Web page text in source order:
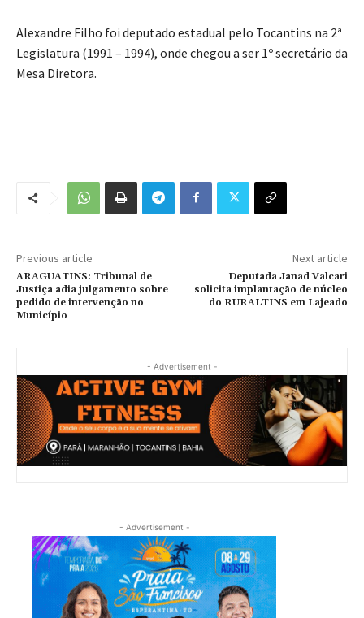
Alexandre Filho foi deputado estadual pelo Tocantins na 2ª
Legislatura (1991 – 1994), onde chegou a ser 1º secretário da
Mesa Diretora.
Previous article
ARAGUATINS: Tribunal de
Justiça adia julgamento sobre
pedido de intervenção no
Município
Next article
Deputada Janad Valcari
solicita implantação de núcleo
do RURALTINS em Lajeado
- Advertisement -
- Advertisement -